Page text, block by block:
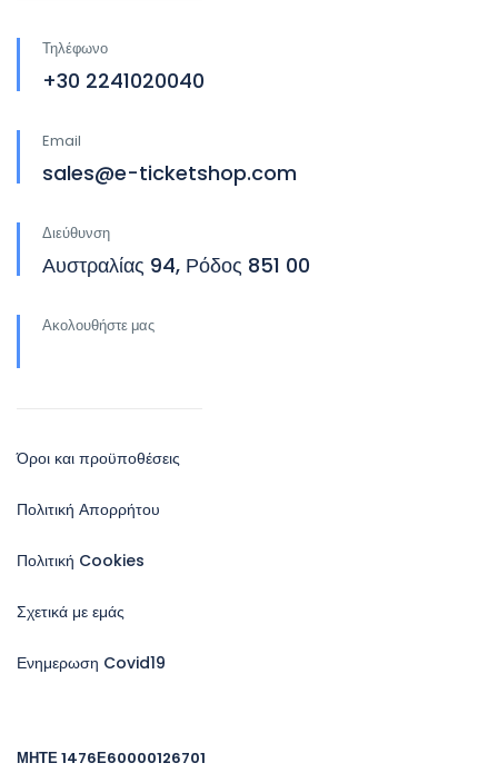
Τηλέφωνο
+30 2241020040
Email
sales@e-ticketshop.com
Διεύθυνση
Αυστραλίας 94, Ρόδος 851 00
Ακολουθήστε μας
Όροι και προϋποθέσεις
Πολιτική Απορρήτου
Πολιτική Cookies
Σχετικά με εμάς
Ενημερωση Covid19
ΜΗΤΕ 1476Ε60000126701